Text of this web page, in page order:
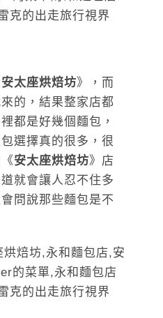
安太座烘焙坊》，而
的，結果整家店都
都是好幾個麵包，
選擇真的很多，很
安太座烘焙坊》店
就會讓人忍不住多
問說那些麵包是不